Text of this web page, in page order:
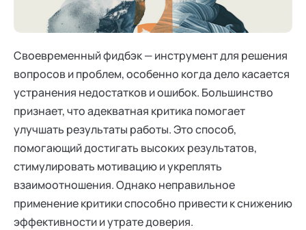
Своевременный фидбэк — инструмент для решения
вопросов и проблем, особенно когда дело касается
устранения недостатков и ошибок. Большинство
признает, что адекватная критика помогает
улучшать результаты работы. Это способ,
помогающий достигать высоких результатов,
стимулировать мотивацию и укреплять
взаимоотношения. Однако неправильное
применение критики способно привести к снижению
эффективности и утрате доверия.
Профессионалам
Поддержка
Режим работы и тп